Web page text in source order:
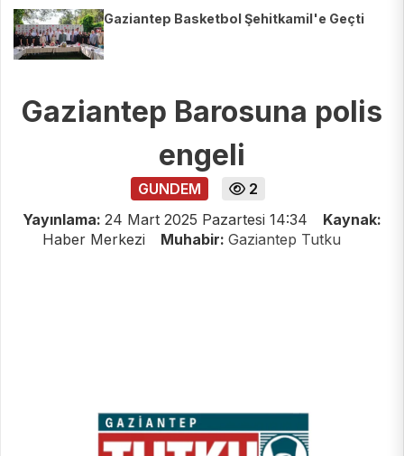
Gaziantep Basketbol Şehitkamil'e Geçti
Gaziantep Barosuna polis
engeli
GUNDEM
2
Yayınlama: 24 Mart 2025 Pazartesi 14:34
Kaynak:
Haber Merkezi
Muhabir: Gaziantep Tutku